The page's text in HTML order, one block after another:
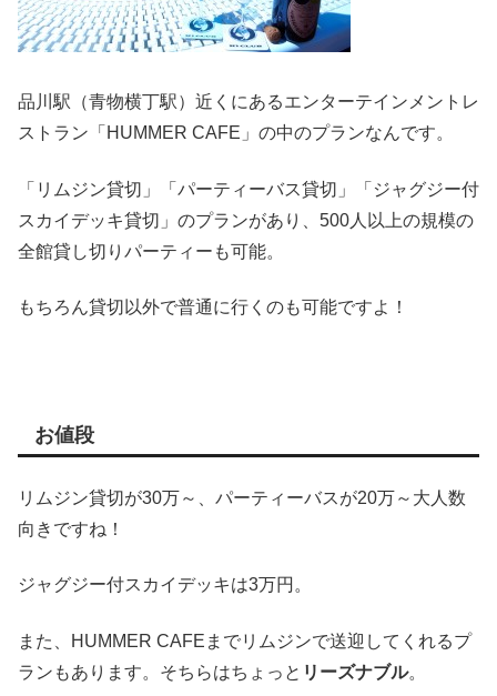
品川駅（青物横丁駅）近くにあるエンターテインメントレ
ストラン「HUMMER CAFE」の中のプランなんです。
「リムジン貸切」「パーティーバス貸切」「ジャグジー付
スカイデッキ貸切」のプランがあり、500人以上の規模の
全館貸し切りパーティーも可能。
もちろん貸切以外で普通に行くのも可能ですよ！
お値段
リムジン貸切が30万～、パーティーバスが20万～大人数
向きですね！
ジャグジー付スカイデッキは3万円。
また、HUMMER CAFEまでリムジンで送迎してくれるプ
ランもあります。そちらはちょっと リーズナブル。